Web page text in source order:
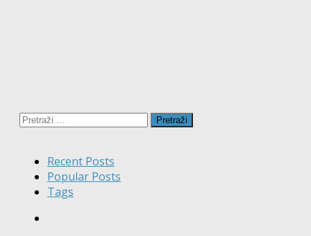
Pretraži:
Recent Posts
Popular Posts
Tags